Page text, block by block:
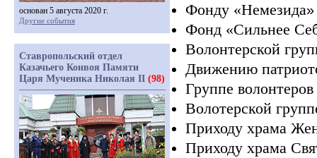
Фонду «Немезида»
Фонд «Сильнее
Волонтерской
Движению
Группе волонтеров
Волотерской
Приходу храма
Приходу храма
основан 5 августа 2020 г.
Другие события
Ставропольский отдел
Казачьего Конвоя Памяти
Царя Мученика Николая II (98)